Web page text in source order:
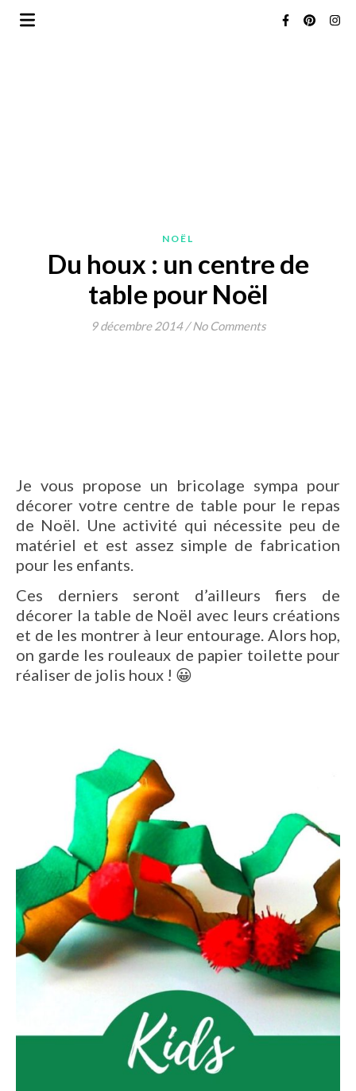
NOËL
Du houx : un centre de
table pour Noël
9 décembre 2014 / No Comments
Je vous propose un bricolage sympa pour
décorer votre centre de table pour le repas
de Noël. Une activité qui nécessite peu de
matériel et est assez simple de fabrication
pour les enfants.
Ces derniers seront d’ailleurs fiers de
décorer la table de Noël avec leurs créations
et de les montrer à leur entourage. Alors hop,
on garde les rouleaux de papier toilette pour
réaliser de jolis houx ! 😀